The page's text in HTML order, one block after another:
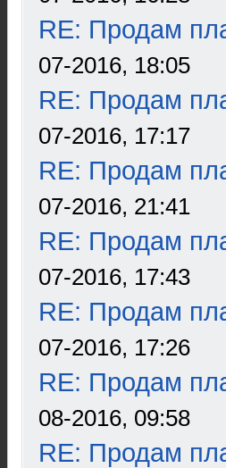
RE: Продам
07-2016, 18:05
RE: Продам
07-2016, 17:17
RE: Продам
07-2016, 21:41
RE: Продам
07-2016, 17:43
RE: Продам
07-2016, 17:26
RE: Продам
08-2016, 09:58
RE: Продам